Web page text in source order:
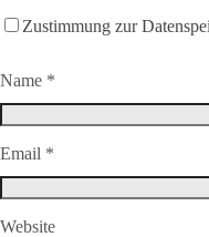
Zustimmung zur
Name *
Email *
Website